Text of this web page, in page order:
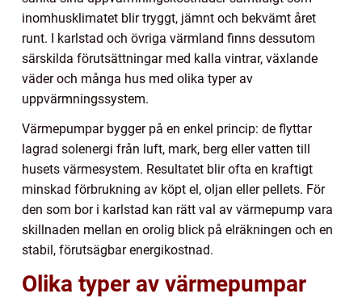
inomhusklimatet blir tryggt, jämnt och bekvämt året
runt. I karlstad och övriga värmland finns dessutom
särskilda förutsättningar med kalla vintrar, växlande
väder och många hus med olika typer av
uppvärmningssystem.
Värmepumpar bygger på en enkel princip: de flyttar
lagrad solenergi från luft, mark, berg eller vatten till
husets värmesystem. Resultatet blir ofta en kraftigt
minskad förbrukning av köpt el, oljan eller pellets. För
den som bor i karlstad kan rätt val av värmepump vara
skillnaden mellan en orolig blick på elräkningen och en
stabil, förutsägbar energikostnad.
Olika typer av värmepumpar